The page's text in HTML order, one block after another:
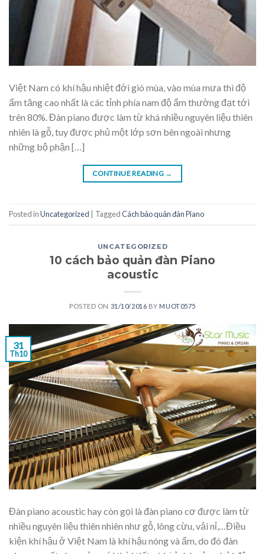
Việt Nam có khí hậu nhiệt đới gió mùa, vào mùa mưa thì độ
ẩm tăng cao nhất là các tỉnh phía nam độ ẩm thường đạt tới
trên 80%. Đàn piano được làm từ khá nhiều nguyên liệu thiên
nhiên là gỗ, tuy được phủ một lớp sơn bên ngoài nhưng
những bộ phận […]
CONTINUE READING →
Posted inUncategorized TaggedCách bảo quản đàn Piano
UNCATEGORIZED
10 cách bảo quản đàn Piano
acoustic
POSTED ON 31/10/2016 BY MUOT0575
31
Th10
Đàn piano acoustic hay còn gọi là đàn piano cơ được làm từ
nhiều nguyên liệu thiên nhiên như gỗ, lông cừu, vải nỉ,…Điều
kiện khí hậu ở Việt Nam là khí hậu nóng và ẩm, do đó đàn